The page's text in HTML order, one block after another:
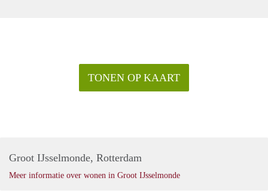
TONEN OP KAART
Groot IJsselmonde, Rotterdam
Meer informatie over wonen in Groot IJsselmonde